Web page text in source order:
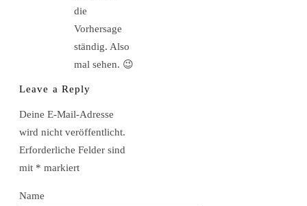
die
Vorhersage
ständig. Also
mal sehen. 😉
Leave a Reply
Deine E-Mail-Adresse
wird nicht veröffentlicht.
Erforderliche Felder sind
mit * markiert
Name